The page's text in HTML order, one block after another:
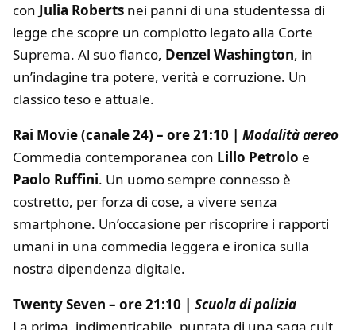
con Julia Roberts nei panni di una studentessa di
legge che scopre un complotto legato alla Corte
Suprema. Al suo fianco, Denzel Washington, in
un’indagine tra potere, verità e corruzione. Un
classico teso e attuale.
Rai Movie (canale 24) – ore 21:10 | Modalità aereo
Commedia contemporanea con Lillo Petrolo e
Paolo Ruffini. Un uomo sempre connesso è
costretto, per forza di cose, a vivere senza
smartphone. Un’occasione per riscoprire i rapporti
umani in una commedia leggera e ironica sulla
nostra dipendenza digitale.
Twenty Seven – ore 21:10 | Scuola di polizia